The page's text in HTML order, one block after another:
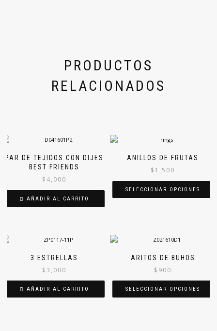
PRODUCTOS
RELACIONADOS
PAR DE TEJIDOS CON DIJES
BEST FRIENDS
$ 4,000
AÑADIR AL CARRITO
ANILLOS DE FRUTAS
$ 1,500
SELECCIONAR OPCIONES
Las
se
3 ESTRELLAS
$3,000
AÑADIR AL CARRITO
ARITOS DE BUHOS
$ 900
SELECCIONAR OPCIONES